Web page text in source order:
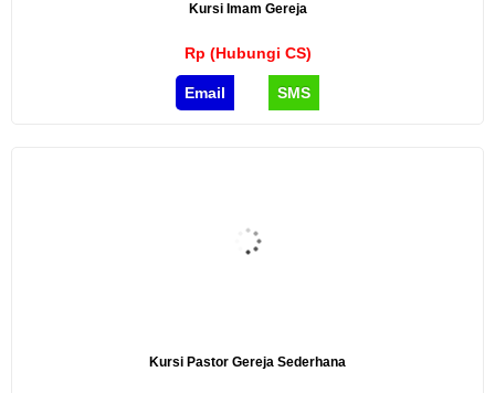
Kursi Imam Gereja
Rp (Hubungi CS)
Email SMS
Kursi Pastor Gereja Sederhana